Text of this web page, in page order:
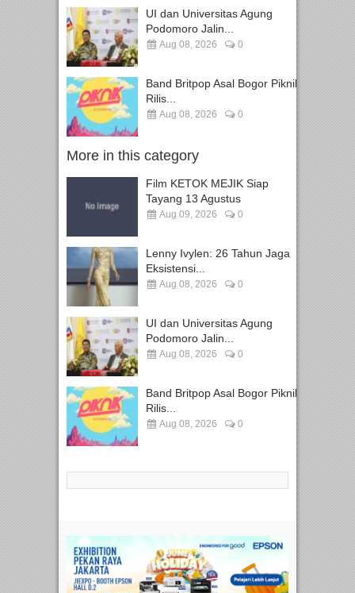
UI dan Universitas Agung
Podomoro Jalin...
Aug 08, 2026 0
Band Britpop Asal Bogor Piknik
Rilis...
Aug 08, 2026 0
More in this category
Film KETOK MEJIK Siap
Tayang 13 Agustus
Aug 09, 2026 0
Lenny Ivylen: 26 Tahun Jaga
Eksistensi...
Aug 08, 2026 0
UI dan Universitas Agung
Podomoro Jalin...
Aug 08, 2026 0
Band Britpop Asal Bogor Piknik
Rilis...
Aug 08, 2026 0